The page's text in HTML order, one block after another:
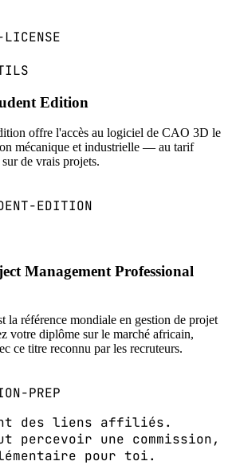
LICENSE
Edition
offre l'accès au logiciel de CAO 3D le
mécanique et industrielle — au tarif
de vrais projets.
EDITION
Management Professional
la référence mondiale en gestion de projet
votre diplôme sur le marché africain,
ce titre reconnu par les recruteurs.
PREP
des liens affiliés.
percevoir une commission,
pour toi.